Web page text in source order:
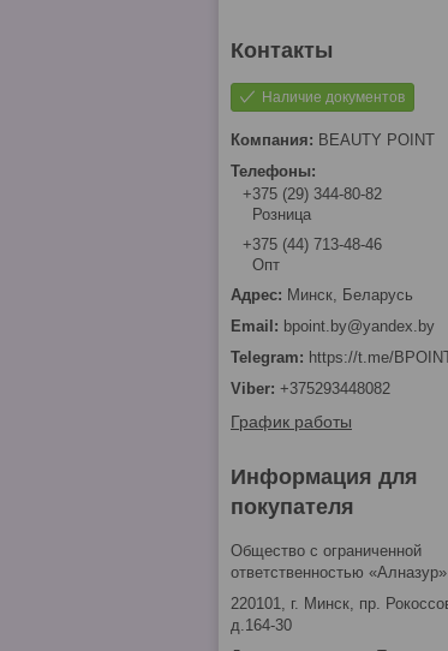
Наличие документов
BEAUTY POINT
+375 (29) 344-80-82
Розница
+375 (44) 713-48-46
Опт
Минск, Беларусь
bpoint.by@yandex.by
https://t.me/
+375293448082
График работы
Информация для
покупателя
Общество с ограниченной
ответственностью «Алназур»
220101, г. Минск, пр.
д.164-30